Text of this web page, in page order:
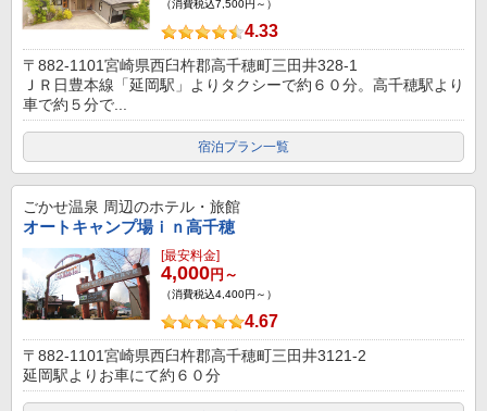
（消費税込7,500円～）
4.33
〒882-1101宮崎県西臼杵郡高千穂町三田井328-1
ＪＲ日豊本線「延岡駅」よりタクシーで約６０分。高千穂駅より
車で約５分で...
宿泊プラン一覧
ごかせ温泉 周辺のホテル・旅館
オートキャンプ場ｉｎ高千穂
[最安料金]
4,000円～
（消費税込4,400円～）
4.67
〒882-1101宮崎県西臼杵郡高千穂町三田井3121-2
延岡駅よりお車にて約６０分